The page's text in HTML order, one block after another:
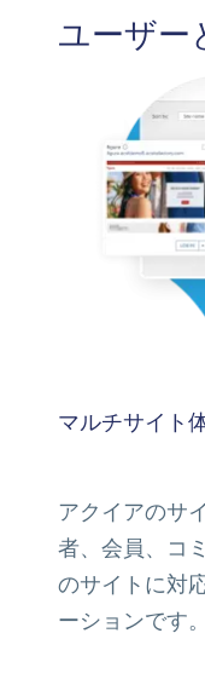
ユーザー
マルチサイト
アクイアのサ
者、会員、コ
のサイトに対
ーションです。